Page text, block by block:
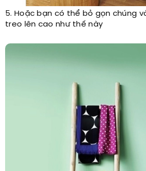
5. Hoặc bạn có thể bỏ gọn chúng
treo lên cao như thế này